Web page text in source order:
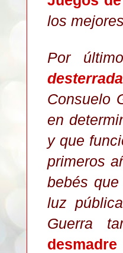
los
Por
Consuelo
en
y que
primeros
bebés
luz
Guerra